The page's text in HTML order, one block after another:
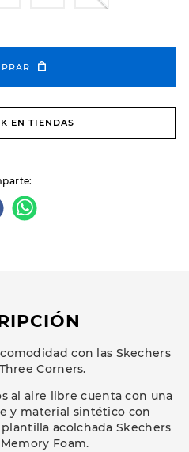
EN TIENDAS
con las Skechers
Corners.
al aire libre cuenta con una
y material sintético con
acolchada Skechers
Foam.